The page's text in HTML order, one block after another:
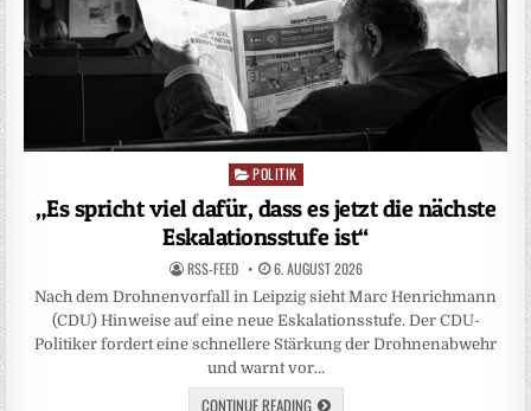
Posted
in
POLITIK
„Es spricht viel dafür, dass es jetzt die nächste
Eskalationsstufe ist“
RSS-FEED 6. AUGUST 2026
Nach dem Drohnenvorfall in Leipzig sieht Marc Henrichmann
(CDU) Hinweise auf eine neue Eskalationsstufe. Der CDU-
Politiker fordert eine schnellere Stärkung der Drohnenabwehr
und warnt vor…
CONTINUE READING